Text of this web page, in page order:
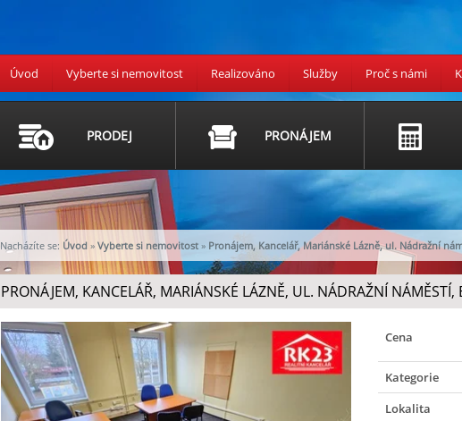
Úvod Vyberte si nemovitost Realizováno Služby Proč s námi
PRODEJ PRONÁJEM
Nacházíte se: Úvod » Vyberte si nemovitost » Pronájem, Kancelář, Mariánské Lázně, ul. Nádražní
PRONÁJEM, KANCELÁŘ, MARIÁNSKÉ LÁZNĚ, UL. NÁDRAŽNÍ NÁMĚSTÍ,
Cena
Kategorie
Lokalita